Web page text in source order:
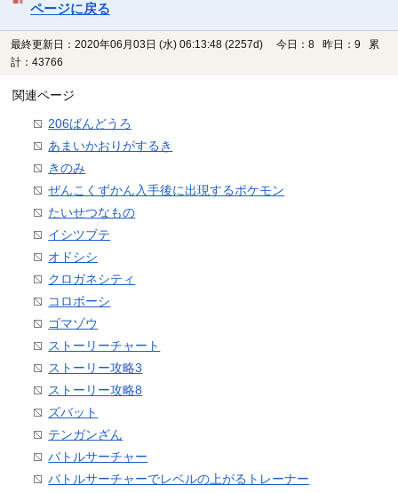
ページに戻る
最終更新日：2020年06月03日 (水) 06:13:48 (2257d)
今日：8 昨日：9 累
計：43766
関連ページ
206ばんどうろ
あまいかおりがするき
きのみ
ぜんこくずかん入手後に出現するポケモン
たいせつなもの
イシツブテ
オドシシ
クロガネシティ
コロボーシ
ゴマゾウ
ストーリーチャート
ストーリー攻略3
ストーリー攻略8
ズバット
テンガンざん
バトルサーチャー
バトルサーチャーでレベルの上がるトレーナー